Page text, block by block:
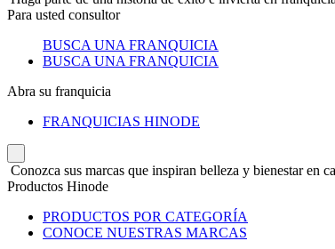
Para usted consultor
BUSCA UNA FRANQUICIA
BUSCA UNA FRANQUICIA
Abra su franquicia
FRANQUICIAS HINODE
Conozca sus marcas que inspiran belleza y bienestar en
Productos Hinode
PRODUCTOS POR CATEGORÍA
CONOCE NUESTRAS MARCAS